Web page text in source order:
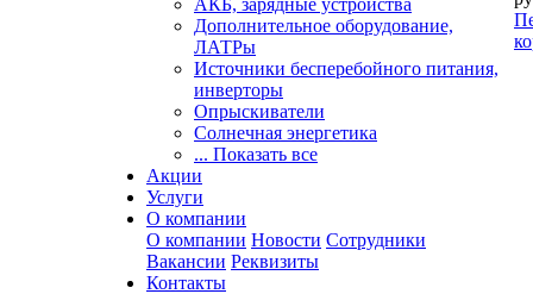
АКБ, зарядные устройства
Дополнительное оборудование,
ЛАТРы
Источники бесперебойного питания,
инверторы
Опрыскиватели
Солнечная энергетика
... Показать все
Акции
Услуги
О компании
О компании Новости Сотрудники
Вакансии Реквизиты
Контакты